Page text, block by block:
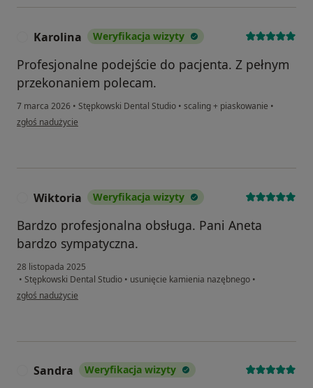
Karolina Weryfikacja wizyty
Profesjonalne podejście do pacjenta. Z pełnym
przekonaniem polecam.
7 marca 2026 • Stępkowski Dental Studio • scaling + piaskowanie •
w opinii użytkownika Karolina
zgłoś nadużycie
Wiktoria Weryfikacja wizyty
Bardzo profesjonalna obsługa. Pani Aneta
bardzo sympatyczna.
28 listopada 2025
• Stępkowski Dental Studio • usunięcie kamienia nazębnego •
w opinii użytkownika Wiktoria
zgłoś nadużycie
Sandra Weryfikacja wizyty